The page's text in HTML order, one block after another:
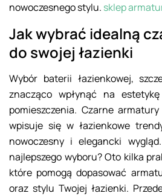
nowoczesnego stylu. sklep
Jak wybrać idealną
do swojej łazienki
Wybór baterii łazienkowej,
znacząco wpłynąć na
pomieszczenia. Czarne
wpisuje się w łazienkowe
nowoczesny i elegancki
najlepszego wyboru? Oto kilka
które pomogą dopasować
oraz stylu Twojej łazienki.